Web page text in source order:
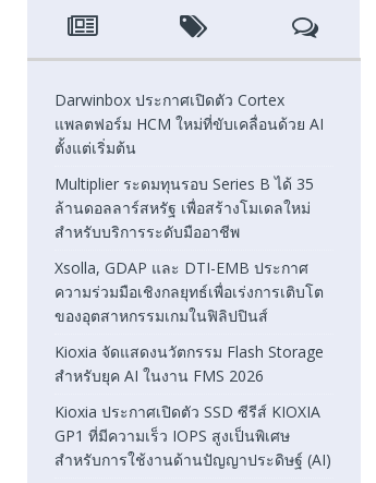
FEATURED
[ August 6, 2026 ] Xsolla, GDAP แล
FEATURED
[ August 5, 2026 ] Kioxia จัดแสดงนวั
FEATURED
Darwinbox ประกาศเปิดตัว Cortex
แพลตฟอร์ม HCM ใหม่ที่ขับเคลื่อนด้วย AI
ตั้งแต่เริ่มต้น
Multiplier ระดมทุนรอบ Series B ได้ 35
ล้านดอลลาร์สหรัฐ เพื่อสร้างโมเดลใหม่
สำหรับบริการระดับมืออาชีพ
Xsolla, GDAP และ DTI-EMB ประกาศ
ความร่วมมือเชิงกลยุทธ์เพื่อเร่งการเติบโต
ของอุตสาหกรรมเกมในฟิลิปปินส์
Kioxia จัดแสดงนวัตกรรม Flash Storage
สำหรับยุค AI ในงาน FMS 2026
Kioxia ประกาศเปิดตัว SSD ซีรีส์ KIOXIA
GP1 ที่มีความเร็ว IOPS สูงเป็นพิเศษ
สำหรับการใช้งานด้านปัญญาประดิษฐ์ (AI)